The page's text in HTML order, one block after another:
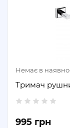
Немає в
Тримач
995 грн